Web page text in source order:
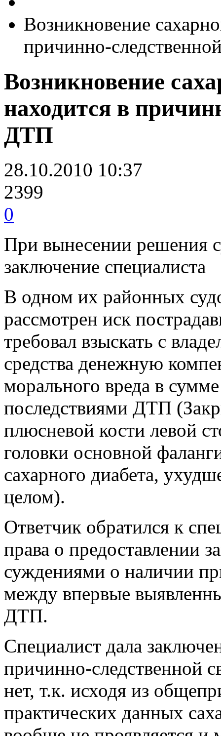
Возникновение
причинно-
Возникновение
находится в
ДТП
28.10.2010 10:37
2399
0
При вынесении решения
заключение специалиста
В одном их районных
рассмотрен иск
требовал взыскать с
средства денежную
морального вреда в
последствиями ДТП
плюсневой кости левой
головки основной
сахарного диабета,
целом).
Ответчик обратился к
права о предоставлении
суждениями о наличии
между впервые
ДТП.
Специалист дала
причинно-следственной
нет, т.к. исходя из
практических данных